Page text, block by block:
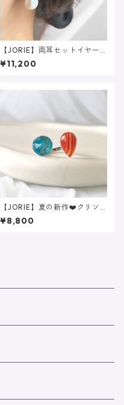
【JORIE】両耳セットイヤー
カフ 高品質こぼれる大粒淡
水パールの大人イヤーカフ
¥11,200
【JORIE】夏の新作❤️クリソ
コラ×水晶 カーネリアンサー
ドオニキス あなたのための
¥8,800